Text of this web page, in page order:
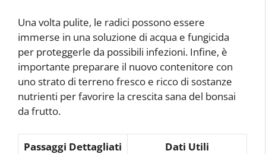
Una volta pulite, le radici possono essere
immerse in una soluzione di acqua e fungicida
per proteggerle da possibili infezioni. Infine, è
importante preparare il nuovo contenitore con
uno strato di terreno fresco e ricco di sostanze
nutrienti per favorire la crescita sana del bonsai
da frutto.
Passaggi Dettagliati
Dati Utili